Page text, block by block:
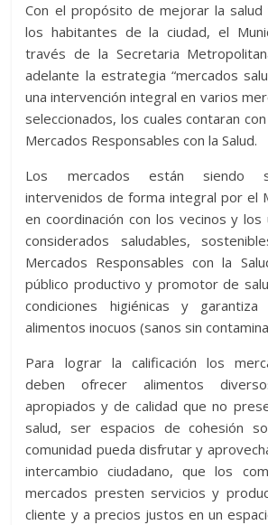
Con el propósito de mejorar la
los habitantes de la ciudad, el
través de la Secretaria
adelante la estrategia “mercados
una intervención integral en varios
seleccionados, los cuales contaran
Mercados Responsables con la Salud.
Los mercados están siendo
intervenidos de forma integral por el
en coordinación con los vecinos y
considerados saludables,
Mercados Responsables con la
público productivo y promotor de
condiciones higiénicas y
alimentos inocuos (sanos sin
Para lograr la calificación los
deben ofrecer alimentos
apropiados y de calidad que no
salud, ser espacios de cohesión
comunidad pueda disfrutar y
intercambio ciudadano, que los
mercados presten servicios y
cliente y a precios justos en un